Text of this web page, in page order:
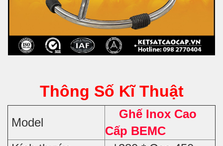
Thông Số Kĩ Thuật
Model
Ghế Inox Cao
Cấp BEMC